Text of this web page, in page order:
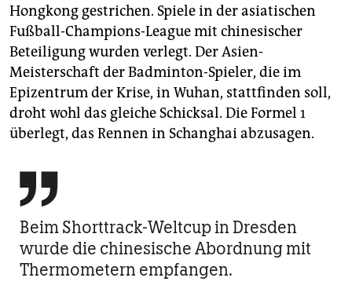
Hongkong gestrichen. Spiele in der asiatischen
Fußball-Champions-League mit chinesischer
Beteiligung wurden verlegt. Der Asien-
Meisterschaft der Badminton-Spieler, die im
Epizentrum der Krise, in Wuhan, stattfinden soll,
droht wohl das gleiche Schicksal. Die Formel 1
überlegt, das Rennen in Schanghai abzusagen.

Beim Shorttrack-Weltcup in Dresden
wurde die chinesische Abordnung mit
Thermometern empfangen.